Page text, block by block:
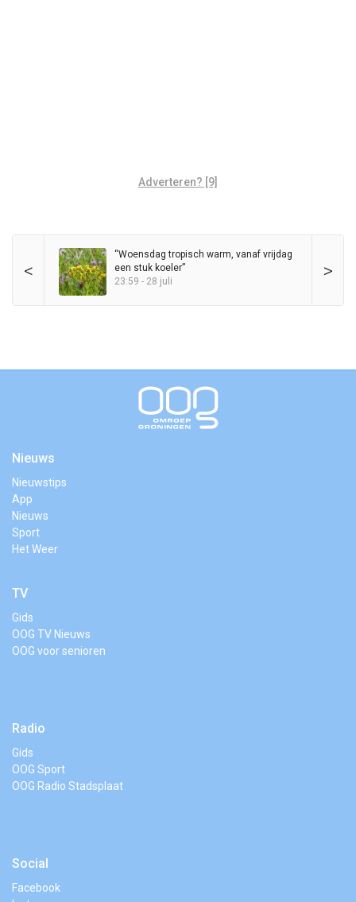
Adverteren? [9]
< >
“Woensdag tropisch warm, vanaf vrijdag
een stuk koeler”
23:59 - 28 juli
Nieuws
Nieuwstips
App
Nieuws
Sport
Het Weer
TV
Gids
OOG TV Nieuws
OOG voor senioren
Radio
Gids
OOG Sport
OOG Radio Stadsplaat
Social
Facebook